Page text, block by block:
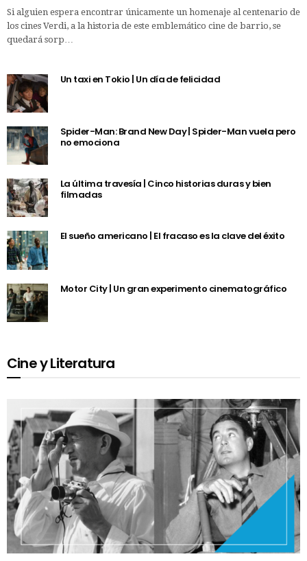
Si alguien espera encontrar únicamente un homenaje al centenario de
los cines Verdi, a la historia de este emblemático cine de barrio, se
quedará sorp…
Un taxi en Tokio | Un día de felicidad
Spider-Man: Brand New Day | Spider-Man vuela pero
no emociona
La última travesía | Cinco historias duras y bien
filmadas
El sueño americano | El fracaso es la clave del éxito
Motor City | Un gran experimento cinematográfico
Cine y Literatura